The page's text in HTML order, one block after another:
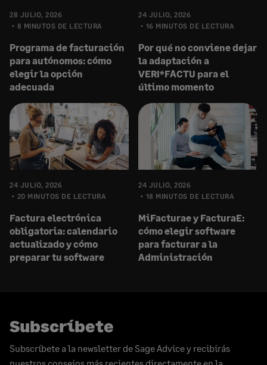
28 JULIO, 2026
8 MINUTOS DE LECTURA
Programa de facturación
para autónomos: cómo
elegir la opción
adecuada
24 JULIO, 2026
16 MINUTOS DE LECTURA
Por qué no conviene dejar
la adaptación a
VERI*FACTU para el
último momento
24 JULIO, 2026
20 MINUTOS DE LECTURA
Factura electrónica
obligatoria: calendario
actualizado y cómo
preparar tu software
24 JULIO, 2026
18 MINUTOS DE LECTURA
MiFacturae y FacturaE:
cómo elegir software
para facturar a la
Administración
Subscríbete
Subscríbete a la newsletter de Sage Advice y recibirás